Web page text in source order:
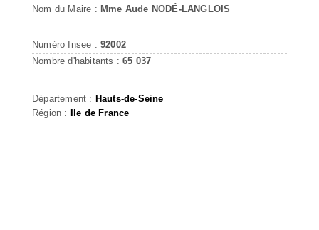
Nom du Maire : Mme Aude NODÉ-LANGLOIS
Numéro Insee : 92002
Nombre d'habitants :65 037
Département : Hauts-de-Seine
Région : Ile de France